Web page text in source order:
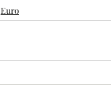
Euro